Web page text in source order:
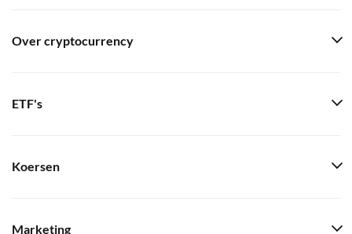
Over cryptocurrency
ETF's
Koersen
Marketing